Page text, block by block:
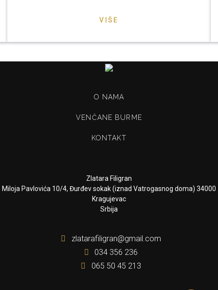
VIŠE
O NAMA
VENČANE BURME
KONTAKT
Zlatara Filigran
Miloja Pavlovića 10/4, Đurđev sokak (iznad Vatrogasnog doma) 34000
Kragujevac
Srbija
zlatarafiligran@gmail.com
034 356 236
065 50 45 213